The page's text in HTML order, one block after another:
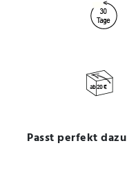
Passt perfekt dazu